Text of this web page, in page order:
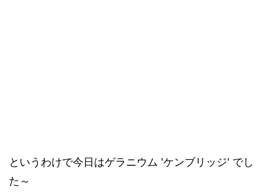
というわけで今日はゲラニウム 'ケンブリッジ' でし
た～